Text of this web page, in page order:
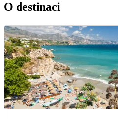
O destinaci